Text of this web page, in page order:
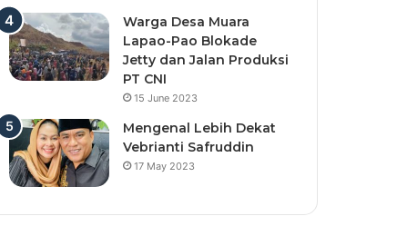
Warga Desa Muara
Lapao-Pao Blokade
Jetty dan Jalan Produksi
PT CNI
15 June 2023
Mengenal Lebih Dekat
Vebrianti Safruddin
17 May 2023